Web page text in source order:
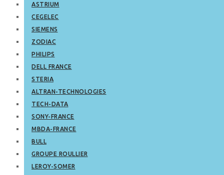
ASTRIUM
CEGELEC
SIEMENS
ZODIAC
PHILIPS
DELL FRANCE
STERIA
ALTRAN-TECHNOLOGIES
TECH-DATA
SONY-FRANCE
MBDA-FRANCE
BULL
GROUPE ROULLIER
LEROY-SOMER